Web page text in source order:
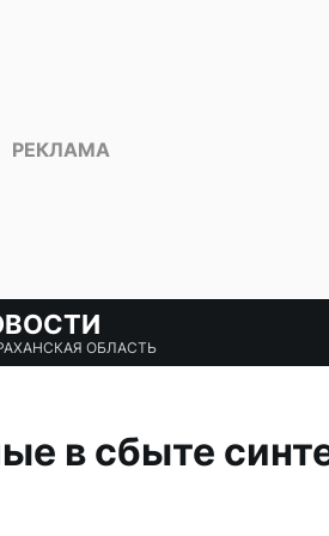
ОБЛАСТЬ
в сбыте